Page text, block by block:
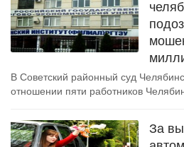
В Советский районный суд
отношении пяти работников
За